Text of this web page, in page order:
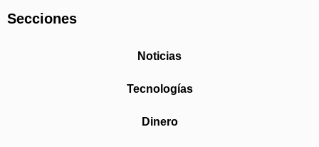
Secciones
Noticias
Tecnologías
Dinero